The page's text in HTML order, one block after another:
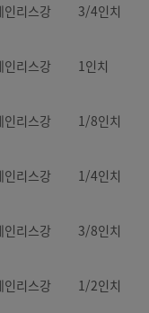
리스강 3/4인치
리스강 1인치
리스강 1/8인치
리스강 1/4인치
리스강 3/8인치
리스강 1/2인치